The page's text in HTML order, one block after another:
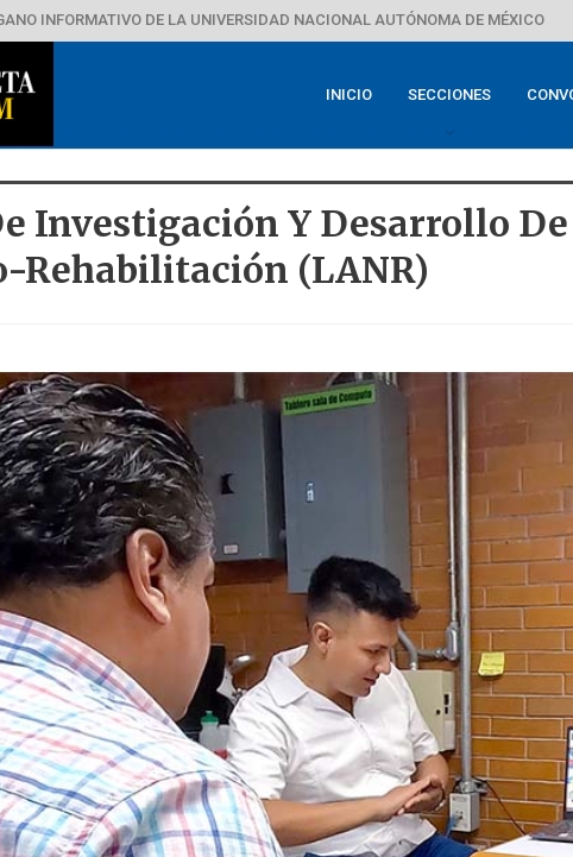
INFORMATIVO DE LA UNIVERSIDAD NACIONAL AUTÓNOMA DE MÉXICO
INICIO SECCIONES
Investigación Y Desarrollo
Rehabilitación (LANR)